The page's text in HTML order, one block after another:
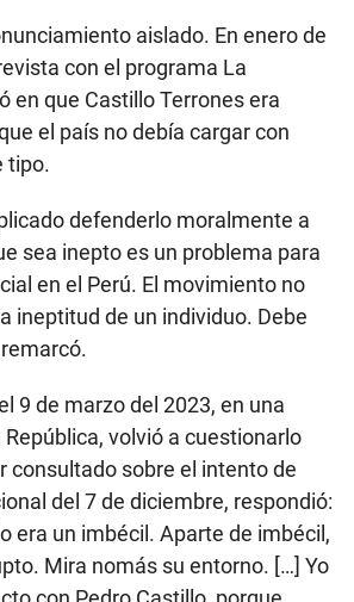
aislado. En enero de
con el programa La
en que Castillo Terrones era
el país no debía cargar con
tipo.
defenderlo moralmente a
sea inepto es un problema para
en el Perú. El movimiento no
ineptitud de un individuo. Debe
9 de marzo del 2023, en una
volvió a cuestionarlo
consultado sobre el intento de
del 7 de diciembre, respondió:
era un imbécil. Aparte de imbécil,
Mira nomás su entorno. […] Yo